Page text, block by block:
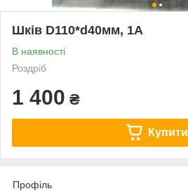
Шків D110*d40мм, 1А
В наявності
Роздріб
1 400 ₴
Купити
Профіль